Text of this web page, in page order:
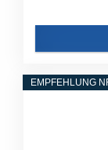
EMPFEHLUNG